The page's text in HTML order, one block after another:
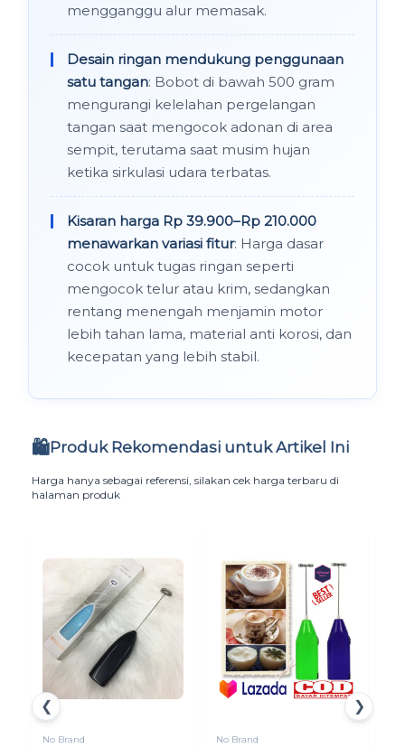
mengganggu alur memasak.
Desain ringan mendukung penggunaan
satu tangan: Bobot di bawah 500 gram
mengurangi kelelahan pergelangan
tangan saat mengocok adonan di area
sempit, terutama saat musim hujan
ketika sirkulasi udara terbatas.
Kisaran harga Rp 39.900–Rp 210.000
menawarkan variasi fitur: Harga dasar
cocok untuk tugas ringan seperti
mengocok telur atau krim, sedangkan
rentang menengah menjamin motor
lebih tahan lama, material anti korosi, dan
kecepatan yang lebih stabil.
🛍️Produk Rekomendasi untuk Artikel Ini
Harga hanya sebagai referensi, silakan cek harga terbaru di
halaman produk
❮
No Brand No Brand
❯